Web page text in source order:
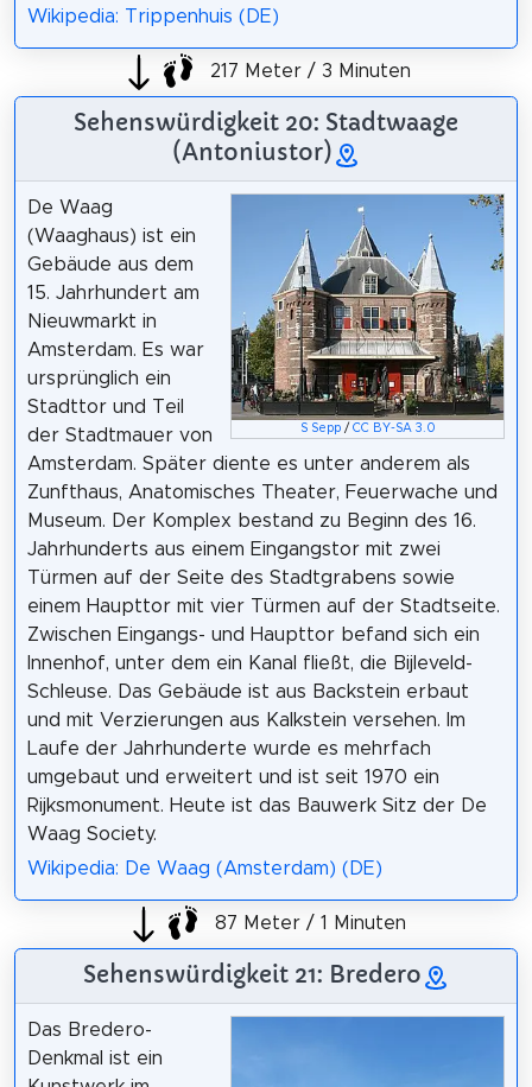
Wikipedia: Trippenhuis (DE)
217 Meter / 3 Minuten
Sehenswürdigkeit 20: Stadtwaage
(Antoniustor)
S Sepp/ CC BY-SA 3.0
De Waag
(Waaghaus) ist ein
Gebäude aus dem
15. Jahrhundert am
Nieuwmarkt in
Amsterdam. Es war
ursprünglich ein
Stadttor und Teil
der Stadtmauer von
Amsterdam. Später diente es unter anderem als
Zunfthaus, Anatomisches Theater, Feuerwache und
Museum. Der Komplex bestand zu Beginn des 16.
Jahrhunderts aus einem Eingangstor mit zwei
Türmen auf der Seite des Stadtgrabens sowie
einem Haupttor mit vier Türmen auf der Stadtseite.
Zwischen Eingangs- und Haupttor befand sich ein
Innenhof, unter dem ein Kanal fließt, die Bijleveld-
Schleuse. Das Gebäude ist aus Backstein erbaut
und mit Verzierungen aus Kalkstein versehen. Im
Laufe der Jahrhunderte wurde es mehrfach
umgebaut und erweitert und ist seit 1970 ein
Rijksmonument. Heute ist das Bauwerk Sitz der De
Waag Society.
Wikipedia: De Waag (Amsterdam) (DE)
87 Meter / 1 Minuten
Sehenswürdigkeit 21: Bredero
Das Bredero-
Denkmal ist ein